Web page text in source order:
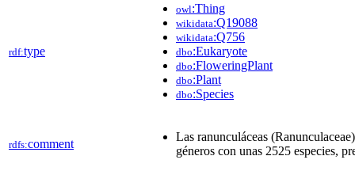
rdf:type
owl:Thing
wikidata:Q19088
wikidata:Q756
dbo:Eukaryote
dbo:FloweringPlant
dbo:Plant
dbo:Species
rdfs:comment
Las ranunculáceas
géneros con unas 2525 especies,